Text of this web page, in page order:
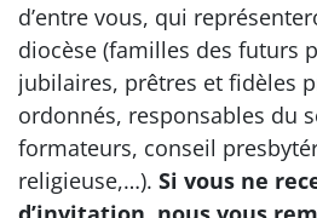
d’entre vous, qui
diocèse (familles des futurs
jubilaires, prêtres et fidèles
ordonnés, responsables du
formateurs, conseil
religieuse,…). Si vous ne